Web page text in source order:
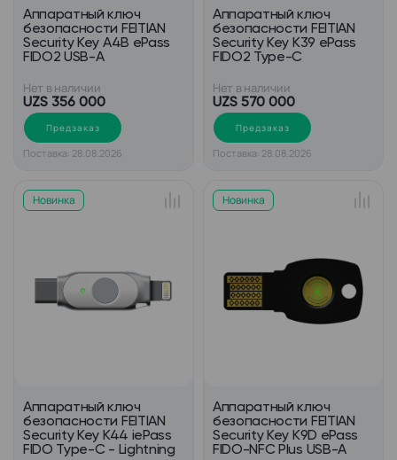
Аппаратный ключ
безопасности FEITIAN
Security Key A4B ePass
FIDO2 USB-A
Нет в наличии
UZS 356 000
Предзаказ
Поставка: 28.08.2026
Аппаратный ключ
безопасности FEITIAN
Security Key K39 ePass
FIDO2 Type-C
Нет в наличии
UZS 570 000
Предзаказ
Поставка: 28.08.2026
Новинка
Аппаратный ключ
безопасности FEITIAN
Security Key K44 iePass
FIDO Type-C - Lightning
Новинка
Аппаратный ключ
безопасности FEITIAN
Security Key K9D ePass
FIDO-NFC Plus USB-A